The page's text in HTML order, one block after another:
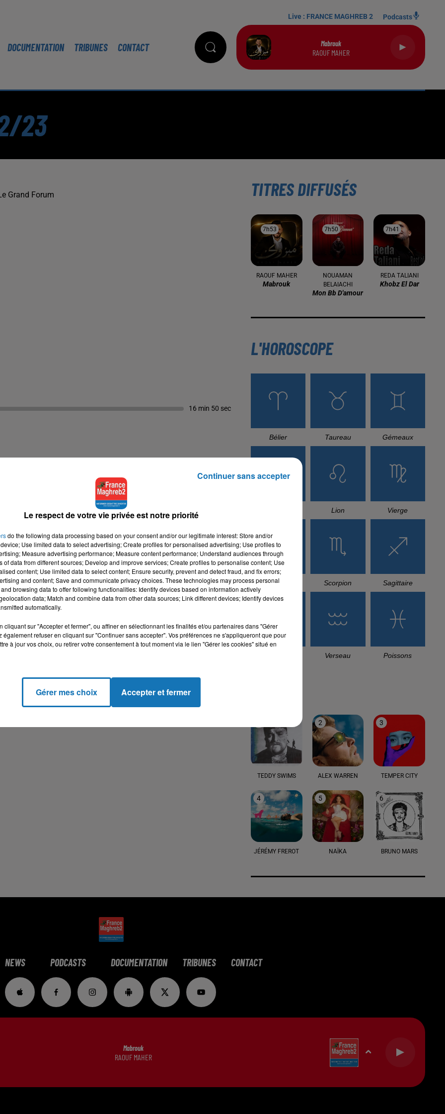
DOCUMENTATION TRIBUNES CONTACT
Live : FRANCE MAGHREB 2 Podcasts
Mabrouk
RAOUF MAHER
23
Grand Forum
16 min 50 sec
TITRES DIFFUSÉS
7h53
7h53
RAOUF MAHER
Mabrouk
7h50
7h50
NOUAMAN
BELAIACHI
Mon Bb D'amour
7h41
7h41
REDA TALIANI
Khobz El Dar
L'HOROSCOPE
Bélier Taureau Gémeaux
Lion Vierge
Balance Scorpion Sagittaire
Verseau Poissons
TEDDY SWIMS
2
ALEX WARREN
3
TEMPER CITY
4
JÉRÉMY FREROT
5
NAÏKA
6
BRUNO MARS
NEWS PODCASTS DOCUMENTATION TRIBUNES CONTACT
Mabrouk
RAOUF MAHER
Le respect de votre vie privée est notre priorité
do the following data processing based on your consent and/or our legitimate interest: Store and/or
Use limited data to select advertising; Create profiles for personalised advertising; Use profiles to
Measure advertising performance; Measure content performance; Understand audiences through
of data from different sources; Develop and improve services; Create profiles to personalise content; Use
content; Use limited data to select content; Ensure security, prevent and detect fraud, and fix errors;
and content; Save and communicate privacy choices. These technologies may process personal
browsing data to offer following functionalities: Identify devices based on information actively
data; Match and combine data from other data sources; Link different devices; Identify devices
automatically.
cliquant sur "Accepter et fermer", ou affiner en sélectionnant les finalités et/ou partenaires dans "Gérer
également refuser en cliquant sur "Continuer sans accepter". Vos préférences ne s'appliqueront que pour
à jour vos choix, ou retirer votre consentement à tout moment via le lien "Gérer les cookies" situé en
Gérer mes choix Accepter et fermer
Continuer sans accepter